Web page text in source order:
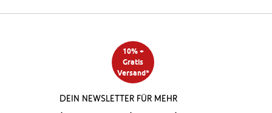
10% +
Gratis
Versand*
Dein Newsletter für mehr